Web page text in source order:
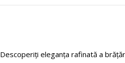
Descoperiți eleganța rafinată a